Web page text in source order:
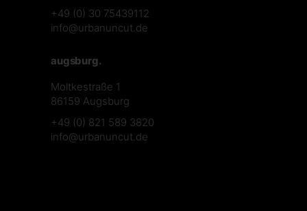
+49 (0) 30 75439112
info@urbanuncut.de
augsburg.
Moltkestraße 1
86159 Augsburg
+49 (0) 821 589 3820
info@urbanuncut.de